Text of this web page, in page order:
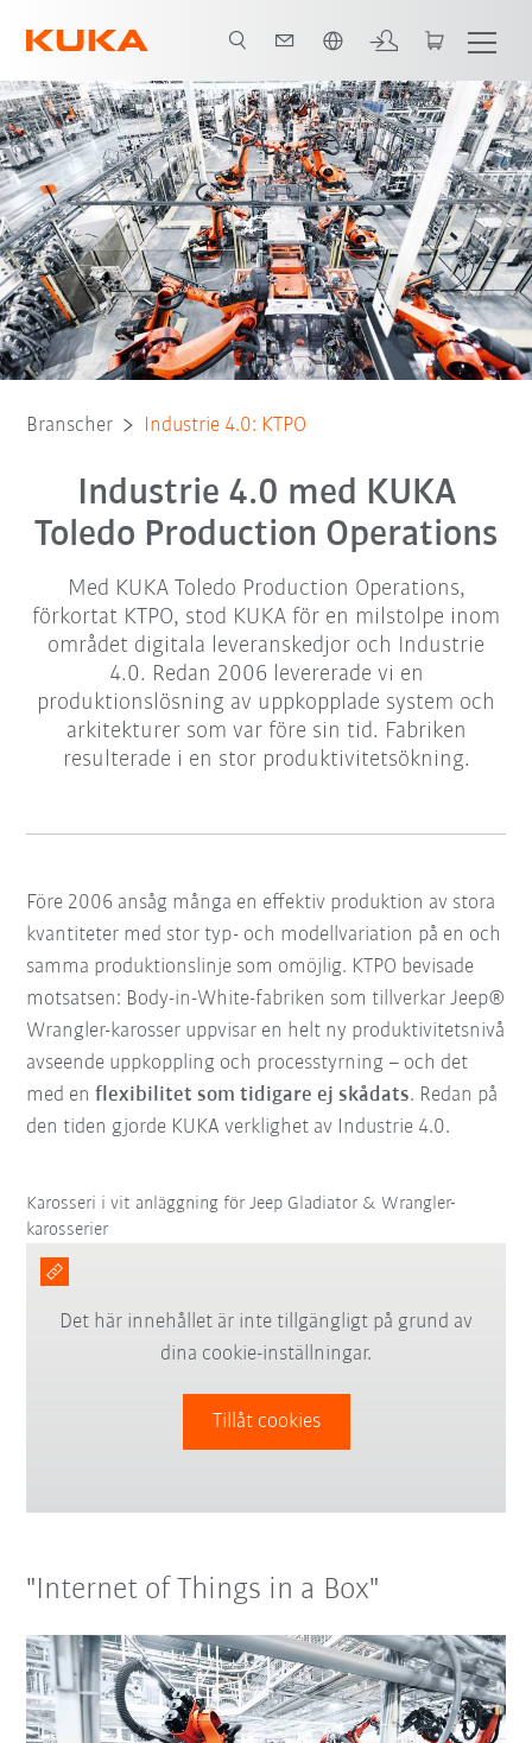
Alla systempartners
Branscher Industrie 4.0: KTPO
Industrie 4.0 med KUKA
Toledo Production Operations
Med KUKA Toledo Production Operations,
förkortat KTPO, stod KUKA för en milstolpe inom
området digitala leveranskedjor och Industrie
4.0. Redan 2006 levererade vi en
produktionslösning av uppkopplade system och
arkitekturer som var före sin tid. Fabriken
resulterade i en stor produktivitetsökning.
Före 2006 ansåg många en effektiv produktion av stora
kvantiteter med stor typ- och modellvariation på en och
samma produktionslinje som omöjlig. KTPO bevisade
motsatsen: Body-in-White-fabriken som tillverkar Jeep®
Wrangler-karosser uppvisar en helt ny produktivitetsnivå
avseende uppkoppling och processtyrning – och det
med enflexibilitet som tidigare ej skådats. Redan på
den tiden gjorde KUKA verklighet av Industrie 4.0.
Karosseri i vit anläggning för Jeep Gladiator & Wrangler-
karosserier
Det här innehållet är inte tillgängligt på grund av
dina cookie-inställningar.
Tillåt cookies
"Internet of Things in a Box"